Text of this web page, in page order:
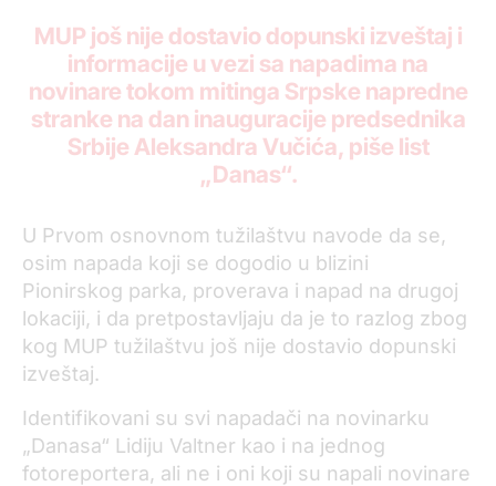
MUP još nije dostavio dopunski izveštaj i
informacije u vezi sa napadima na
novinare tokom mitinga Srpske napredne
stranke na dan inauguracije predsednika
Srbije Aleksandra Vučića, piše list
„Danas“.
U Prvom osnovnom tužilaštvu navode da se,
osim napada koji se dogodio u blizini
Pionirskog parka, proverava i napad na drugoj
lokaciji, i da pretpostavljaju da je to razlog zbog
kog MUP tužilaštvu još nije dostavio dopunski
izveštaj.
Identifikovani su svi napadači na novinarku
„Danasa“ Lidiju Valtner kao i na jednog
fotoreportera, ali ne i oni koji su napali novinare